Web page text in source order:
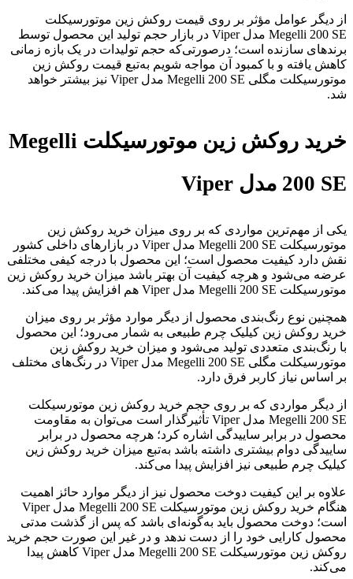
از دیگر عوامل مؤثر بر روی قیمت روکش زین موتورسیکلت
Megelli 200 SE مدل Viper در بازار حجم تولید این محصول توسط
برند‌های سازنده است؛ درصورتی‌که حجم تولیدات در یک بازه زمانی
کاهش یافته و با کمبود آن مواجه شویم به‌تبع قیمت روکش زین
موتورسیکلت مگلی Megelli 200 SE مدل Viper نیز بیشتر خواهد
شد.
خرید روکش زین موتورسیکلت Megelli
200 SE مدل Viper
یکی از مهم‌ترین مواردی که بر روی میزان خرید روکش زین
موتورسیکلت Megelli 200 SE مدل Viper در بازار‌های داخلی کشور
نقش دارد کیفیت محصول است؛ این محصول با درجه کیفی مختلفی
عرضه می‌شود و هرچه کیفیت آن بهتر باشد میزان خرید روکش زین
موتورسیکلت Megelli 200 SE مدل Viper هم افزایش پیدا می‌کند.
همچنین نوع رنگ‌بندی محصول از دیگر موارد مؤثر بر روی میزان
خرید روکش زین کیلیک چرم طبیعی به شمار می‌رود؛ این محصول
با رنگ‌بندی متعددی تولید می‌شود و میزان خرید روکش زین
موتورسیکلت مگلی Megelli 200 SE مدل Viper در رنگ‌های مختلف
بر اساس نیاز کاربر فرق دارد.
از دیگر مواردی که بر روی حجم خرید روکش زین موتورسیکلت
Megelli 200 SE مدل Viper تأثیرگذار است می‌توان به مقاومت
محصول در برابر ساییدگی اشاره کرد؛ هرچه محصول در برابر
ساییدگی دوام بیشتری داشته باشد به‌تبع میزان خرید روکش زین
کیلیک چرم طبیعی نیز افزایش پیدا می‌کند.
علاوه بر این کیفیت دوخت محصول نیز از دیگر موارد حائز اهمیت
هنگام خرید روکش زین موتورسیکلت Megelli 200 SE مدل Viper
است؛ دوخت محصول باید به‌گونه‌ای باشد که پس از گذشت مدتی
محصول کارایی خود را از دست ندهد و در غیر این صورت حجم خرید
روکش زین موتورسیکلت Megelli 200 SE مدل Viper کاهش پیدا
می‌کند.